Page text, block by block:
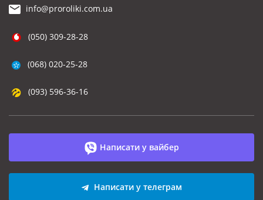
info@proroliki.com.ua
(050) 309-28-28
(068) 020-25-28
(093) 596-36-16
Написати у вайбер
Написати у телеграм